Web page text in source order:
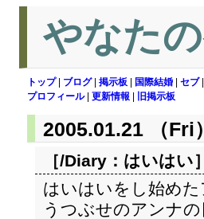
やなた
トップ| ブログ| 掲示板 国際結婚 セブ|
プロフィール| 更新情報 旧掲示板
2005.01.21 （Fri）
［/Diary： はいはい］
はいはいをし始めた
うつぶせのアンナ